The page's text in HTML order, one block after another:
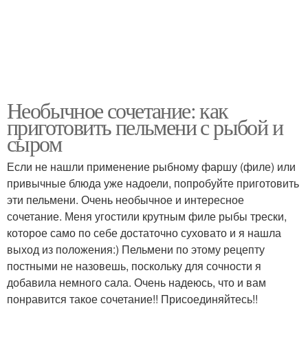
Необычное сочетание: как
приготовить пельмени с рыбой и
сыром
Если не нашли применение рыбному фаршу (филе) или
привычные блюда уже надоели, попробуйте приготовить
эти пельмени. Очень необычное и интересное
сочетание. Меня угостили крутным филе рыбы трески,
которое само по себе достаточно суховато и я нашла
выход из положения:) Пельмени по этому рецепту
постными не назовешь, поскольку для сочности я
добавила немного сала. Очень надеюсь, что и вам
понравится такое сочетание!! Присоединяйтесь!!